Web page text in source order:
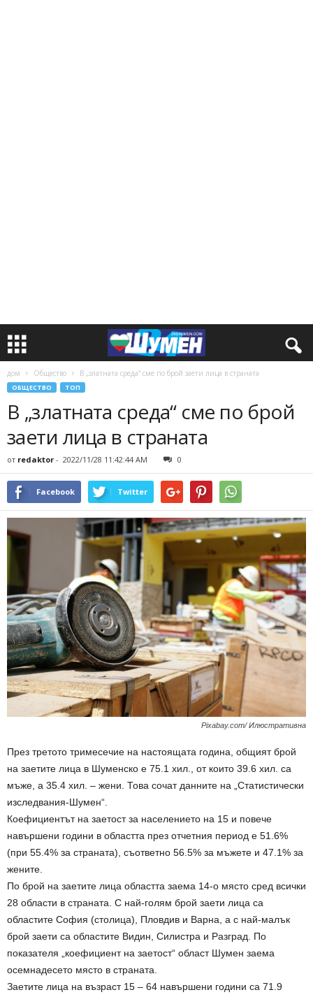
дом Общество В „златната среда“ сме по брой заети лица в страната
ОБЩЕСТВО ТОП
В „златната среда“ сме по брой
заети лица в страната
от redaktor - 2022/11/28 11:42:44 AM 0
Facebook Twitter
Pixabay.com/ Илюстративна
През третото тримесечие на настоящата година, общият брой
на заетите лица в Шуменско е 75.1 хил., от които 39.6 хил. са
мъже, а 35.4 хил. – жени. Това сочат данните на „Статистически
изследвания-Шумен“.
Коефициентът на заетост за населението на 15 и повече
навършени години в областта през отчетния период е 51.6%
(при 55.4% за страната), съответно 56.5% за мъжете и 47.1% за
жените.
По брой на заетите лица областта заема 14-о място сред всички
28 области в страната. С най-голям брой заети лица са
областите София (столица), Пловдив и Варна, а с най-малък
брой заети са областите Видин, Силистра и Разград. По
показателя „коефициент на заетост“ област Шумен заема
осемнадесето място в страната.
Заетите лица на възраст 15 – 64 навършени години са 71.9